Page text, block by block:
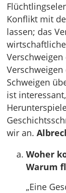
Konflikt mit
lassen; das
Verschweigen
Schweigen
ist
wir an.
Woher
Warum
„Eine